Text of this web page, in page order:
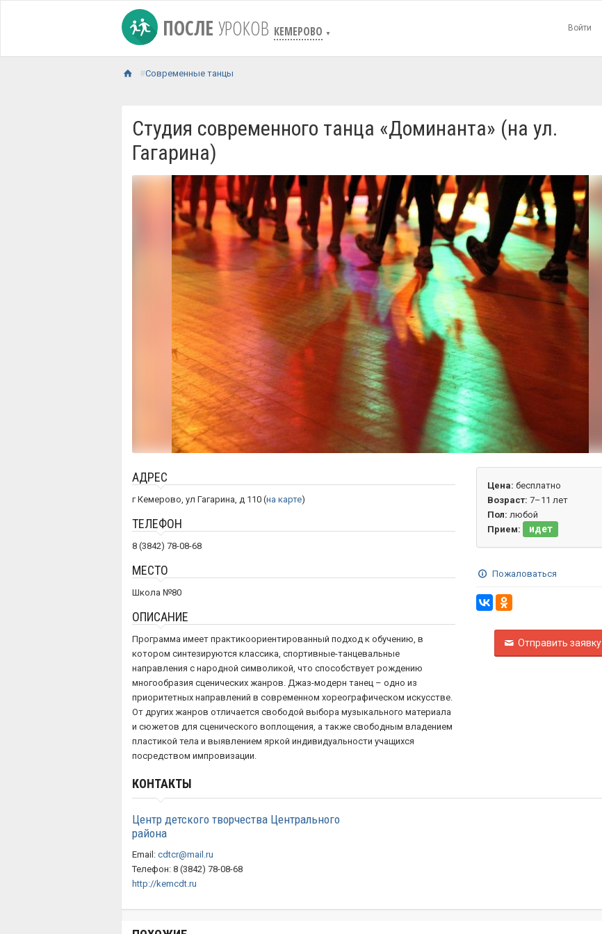
ПОСЛЕ УРОКОВ КЕМЕРОВО ▼
Войти
Современные танцы
Студия современного танца «Доминанта» (на ул.
Гагарина)
АДРЕС
г Кемерово, ул Гагарина, д 110 (на карте)
ТЕЛЕФОН
8 (3842) 78-08-68
МЕСТО
Школа №80
ОПИСАНИЕ
Программа имеет практикоориентированный подход к обучению, в
котором синтезируются классика, спортивные-танцевальные
направления с народной символикой, что способствует рождению
многообразия сценических жанров. Джаз-модерн танец – одно из
приоритетных направлений в современном хореографическом искусстве.
От других жанров отличается свободой выбора музыкального материала
и сюжетов для сценического воплощения, а также свободным владением
пластикой тела и выявлением яркой индивидуальности учащихся
посредством импровизации.
Цена: бесплатно
Возраст: 7–11 лет
Пол: любой
Прием:
идет
Пожаловаться
Отправить заявку
КОНТАКТЫ
Центр детского творчества Центрального
района
Email: cdtcr@mail.ru
Телефон: 8 (3842) 78-08-68
http://kemcdt.ru